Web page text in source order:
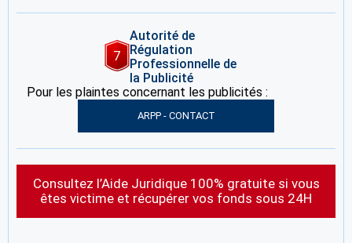
7
Autorité de
Régulation
Professionnelle de
la Publicité
Pour les plaintes concernant les publicités :
ARPP - CONTACT
Consultez l’Aide Juridique 100% gratuite si vous
êtes victime et récupérer vos fonds sous 24H